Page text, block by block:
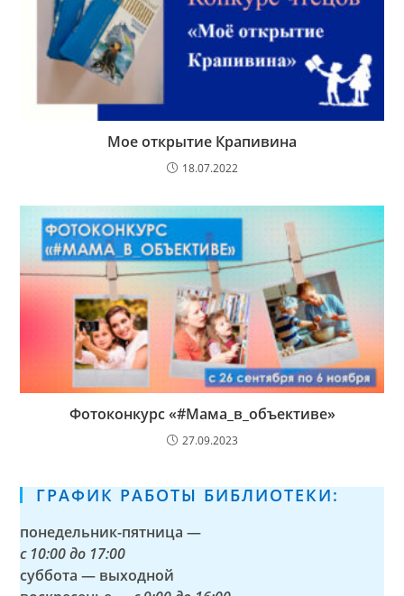
Мое открытие Крапивина
18.07.2022
Фотоконкурс «#Мама_в_объективе»
27.09.2023
ГРАФИК РАБОТЫ БИБЛИОТЕКИ:
понедельник-пятница —
с 10:00 до 17:00
суббота — выходной